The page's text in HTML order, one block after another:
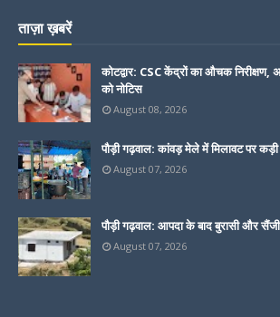
ताज़ा ख़बरें
कोटद्वार: CSC केंद्रों का औचक निरीक्षण,
को नोटिस
August 08, 2026
पौड़ी गढ़वाल: कांवड़ मेले में मिलावट पर कड़ी
August 07, 2026
पौड़ी गढ़वाल: आपदा के बाद बुरासी और
August 07, 2026